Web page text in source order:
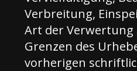
Verbreitung,
Art der
Grenzen des
vorherigen